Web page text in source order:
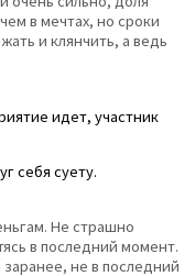
в мечтах, но сроки
и клянчить, а ведь
идет, участник
себя суету.
Не страшно
в последний момент.
не в последний